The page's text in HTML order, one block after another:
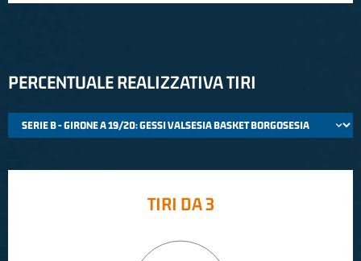
PERCENTUALE REALIZZATIVA TIRI
TIRI DA 3